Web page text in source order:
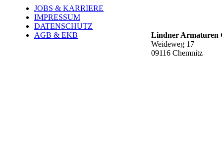
JOBS & KARRIERE
IMPRESSUM
DATENSCHUTZ
AGB & EKB
Lindner Armaturen
Weideweg 17
09116 Chemnitz